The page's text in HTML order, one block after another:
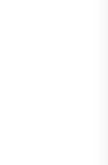
inquilinos e
com imóveis em
Paulo.
vender ou
do que em imobiliárias
Isso porque temos